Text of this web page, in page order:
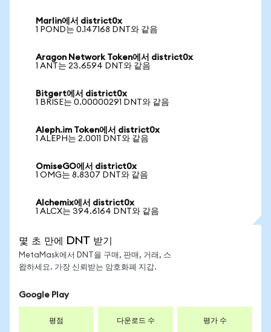
Marlin에서 district0x
1 POND는 0.147168 DNT와 같음
Aragon Network Token에서 district0x
1 ANT는 23.6594 DNT와 같음
Bitgert에서 district0x
1 BRISE는 0.00000291 DNT와 같음
Aleph.im Token에서 district0x
1 ALEPH는 2.0011 DNT와 같음
OmiseGO에서 district0x
1 OMG는 8.8307 DNT와 같음
Alchemix에서 district0x
1 ALCX는 394.6164 DNT와 같음
몇 초 만에 DNT 받기
MetaMask에서 DNT을 구매, 판매, 거래, 스
왑하세요. 가장 신뢰받는 암호화폐 지갑.
Google Play
평점 다운로드 수 평가 수